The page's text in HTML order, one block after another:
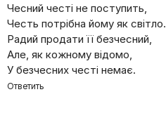
Чесний честі не поступить,
Честь потрібна йому як світло.
Радий продати її безчесний,
Але, як кожному відомо,
У безчесних честі немає.
Ответить